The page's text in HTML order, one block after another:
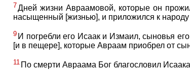
7Дней жизни Авраамовой, которые он
насыщенный [жизнью], и приложился к народу
9 И погребли его Исаак и Измаил, сыновья
[и в пещере], которые Авраам приобрел от
11 По смерти Авраама Бог благословил